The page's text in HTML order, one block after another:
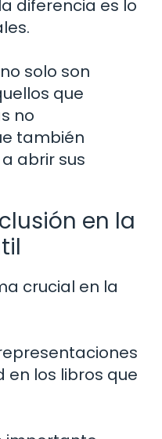
diferencia es lo
solo son
que
no
también
abrir sus
en la
crucial en la
en los libros que